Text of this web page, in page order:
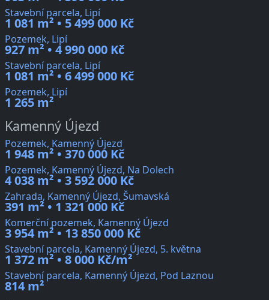
Stavební parcela, Lipí
1 081 m² • 5 499 000 Kč
Pozemek, Lipí
927 m² • 4 990 000 Kč
Stavební parcela, Lipí
1 081 m² • 6 499 000 Kč
Pozemek, Lipí
1 265 m²
Kamenný Újezd
Pozemek, Kamenný Újezd
1 948 m² • 370 000 Kč
Pozemek, Kamenný Újezd, Na Dolech
4 038 m² • 3 592 000 Kč
Zahrada, Kamenný Újezd, Šumavská
391 m² • 1 321 000 Kč
Komerční pozemek, Kamenný Újezd
3 954 m² • 13 850 000 Kč
Stavební parcela, Kamenný Újezd, 5. května
1 372 m² • 8 000 Kč/m²
Stavební parcela, Kamenný Újezd, Pod Laznou
814 m²